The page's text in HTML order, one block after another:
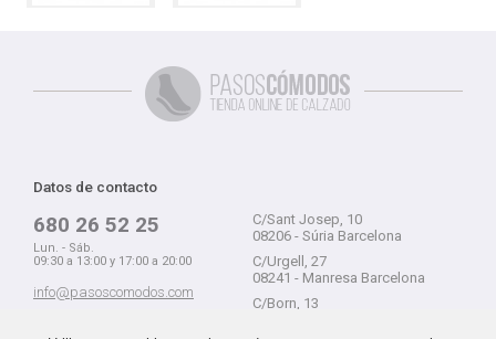
Datos de contacto
680 26 52 25
Lun. - Sáb.
09:30 a 13:00 y 17:00 a 20:00
info@pasoscomodos.com
C/Sant Josep, 10
08206 - Súria Barcelona
C/Urgell, 27
08241 - Manresa Barcelona
C/Born, 13